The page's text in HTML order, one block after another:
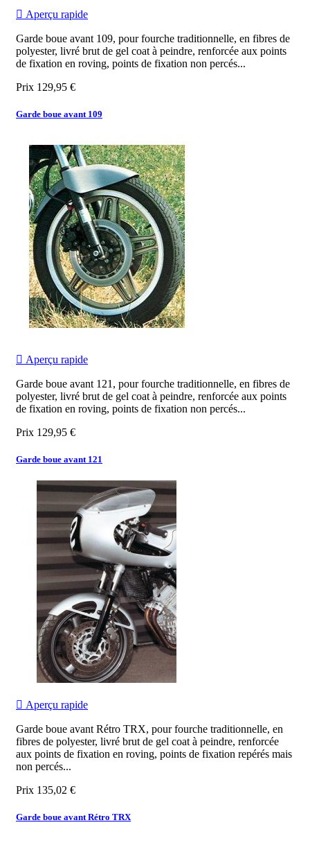
 Aperçu rapide
Garde boue avant 109, pour fourche traditionnelle, en fibres de
polyester, livré brut de gel coat à peindre, renforcée aux points
de fixation en roving, points de fixation non percés...
Prix 129,95 €
Garde boue avant 109
 Aperçu rapide
Garde boue avant 121, pour fourche traditionnelle, en fibres de
polyester, livré brut de gel coat à peindre, renforcée aux points
de fixation en roving, points de fixation non percés...
Prix 129,95 €
Garde boue avant 121
 Aperçu rapide
Garde boue avant Rétro TRX, pour fourche traditionnelle, en
fibres de polyester, livré brut de gel coat à peindre, renforcée
aux points de fixation en roving, points de fixation repérés mais
non percés...
Prix 135,02 €
Garde boue avant Rétro TRX